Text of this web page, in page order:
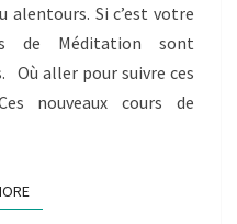
Si c’est votre
de Méditation sont
Où aller pour suivre ces
nouveaux cours de
READ MORE